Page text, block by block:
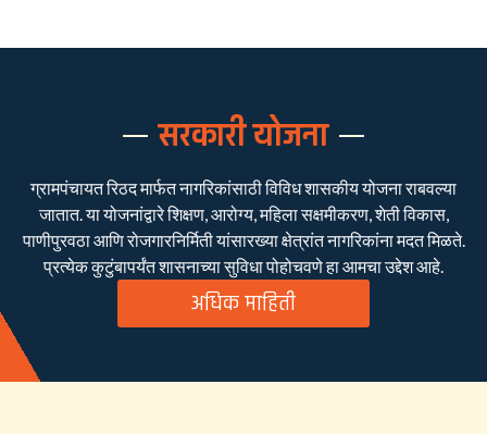
सरकारी योजना
ग्रामपंचायत रिठद मार्फत नागरिकांसाठी विविध शासकीय योजना राबवल्या
जातात. या योजनांद्वारे शिक्षण, आरोग्य, महिला सक्षमीकरण, शेती विकास,
पाणीपुरवठा आणि रोजगारनिर्मिती यांसारख्या क्षेत्रांत नागरिकांना मदत मिळते.
प्रत्येक कुटुंबापर्यंत शासनाच्या सुविधा पोहोचवणे हा आमचा उद्देश आहे.
अधिक माहिती